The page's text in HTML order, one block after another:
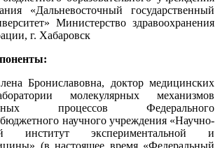
«Дальневосточный государственный
Министерство здравоохранения
г. Хабаровск
Брониславовна, доктор медицинских
молекулярных механизмов
процессов Федерального
бюджетного научного учреждения «Научно-
институт экспериментальной и
(в настоящее время «Федеральный